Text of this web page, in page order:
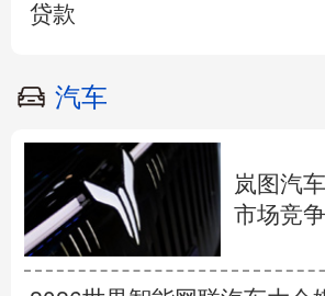
贷款
汽车
岚图汽
市场竞